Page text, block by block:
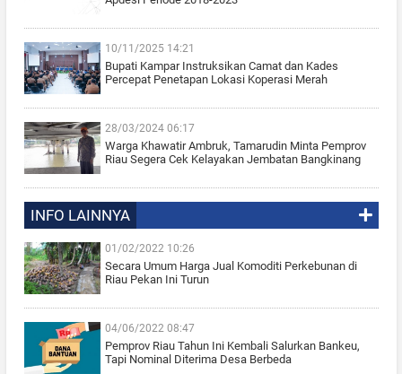
10/11/2025 14:21
Bupati Kampar Instruksikan Camat dan Kades
Percepat Penetapan Lokasi Koperasi Merah
28/03/2024 06:17
Warga Khawatir Ambruk, Tamarudin Minta Pemprov
Riau Segera Cek Kelayakan Jembatan Bangkinang
INFO LAINNYA
01/02/2022 10:26
Secara Umum Harga Jual Komoditi Perkebunan di
Riau Pekan Ini Turun
04/06/2022 08:47
Pemprov Riau Tahun Ini Kembali Salurkan Bankeu,
Tapi Nominal Diterima Desa Berbeda